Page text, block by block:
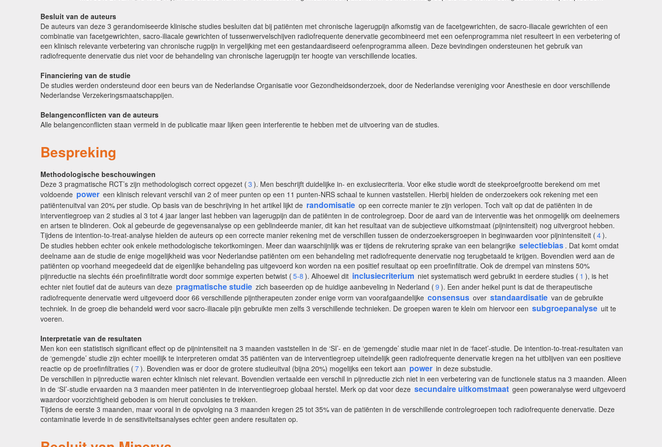
Besluit van de auteurs
De auteurs van deze 3 gerandomiseerde klinische studies besluiten dat bij patiënten met chronische lagerugpijn afkomstig van de facetgewrichten, de sacro-iliacale gewrichten of een
combinatie van facetgewrichten, sacro-iliacale gewrichten of tussenwervelschijven radiofrequente denervatie gecombineerd met een oefenprogramma niet resulteert in een verbetering of
een klinisch relevante verbetering van chronische rugpijn in vergelijking met een gestandaardiseerd oefenprogramma alleen. Deze bevindingen ondersteunen het gebruik van
radiofrequente denervatie dus niet voor de behandeling van chronische lagerugpijn ter hoogte van verschillende locaties.
Financiering van de studie
De studies werden ondersteund door een beurs van de Nederlandse Organisatie voor Gezondheidsonderzoek, door de Nederlandse vereniging voor Anesthesie en door verschillende
Nederlandse Verzekeringsmaatschappijen.
Belangenconflicten van de auteurs
Alle belangenconflicten staan vermeld in de publicatie maar lijken geen interferentie te hebben met de uitvoering van de studies.
Bespreking
Methodologische beschouwingen
Deze 3 pragmatische RCT’s zijn methodologisch correct opgezet ( 3 ). Men beschrijft duidelijke in- en exclusiecriteria. Voor elke studie wordt de steekproefgrootte berekend om met
voldoende power een klinisch relevant verschil van 2 of meer punten op een 11 punten-NRS schaal te kunnen vaststellen. Hierbij hielden de onderzoekers ook rekening met een
patiëntenuitval van 20% per studie. Op basis van de beschrijving in het artikel lijkt de randomisatie op een correcte manier te zijn verlopen. Toch valt op dat de patiënten in de
interventiegroep van 2 studies al 3 tot 4 jaar langer last hebben van lagerugpijn dan de patiënten in de controlegroep. Door de aard van de interventie was het onmogelijk om deelnemers
en artsen te blinderen. Ook al gebeurde de gegevensanalyse op een geblindeerde manier, dit kan het resultaat van de subjectieve uitkomstmaat (pijnintensiteit) nog uitvergroot hebben.
Tijdens de intention-to-treat-analyse hielden de auteurs op een correcte manier rekening met de verschillen tussen de onderzoekersgroepen in beginwaarden voor pijnintensiteit ( 4).
De studies hebben echter ook enkele methodologische tekortkomingen. Meer dan waarschijnlijk was er tijdens de rekrutering sprake van een belangrijke selectiebias . Dat komt omdat
deelname aan de studie de enige mogelijkheid was voor Nederlandse patiënten om een behandeling met radiofrequente denervatie nog terugbetaald te krijgen. Bovendien werd aan de
patiënten op voorhand meegedeeld dat de eigenlijke behandeling pas uitgevoerd kon worden na een positief resultaat op een proefinfiltratie. Ook de drempel van minstens 50%
pijnreductie na slechts één proefinfiltratie wordt door sommige experten betwist ( 5-8 ). Alhoewel dit inclusiecriterium niet systematisch werd gebruikt in eerdere studies ( 1 ), is het
echter niet foutief dat de auteurs van deze pragmatische studie zich baseerden op de huidige aanbeveling in Nederland ( 9 ). Een ander heikel punt is dat de therapeutische
radiofrequente denervatie werd uitgevoerd door 66 verschillende pijntherapeuten zonder enige vorm van voorafgaandelijke consensus over standaardisatie van de gebruikte
techniek. In de groep die behandeld werd voor sacro-iliacale pijn gebruikte men zelfs 3 verschillende technieken. De groepen waren te klein om hiervoor een subgroepanalyse uit te
voeren.
Interpretatie van de resultaten
Men kon een statistisch significant effect op de pijnintensiteit na 3 maanden vaststellen in de ‘SI’- en de ‘gemengde’ studie maar niet in de ‘facet’-studie. De intention-to-treat-resultaten van
de ‘gemengde’ studie zijn echter moeilijk te interpreteren omdat 35 patiënten van de interventiegroep uiteindelijk geen radiofrequente denervatie kregen na het uitblijven van een positieve
reactie op de proefinfiltraties ( 7). Bovendien was er door de grotere studieuitval (bijna 20%) mogelijks een tekort aan power in deze substudie.
De verschillen in pijnreductie waren echter klinisch niet relevant. Bovendien vertaalde een verschil in pijnreductie zich niet in een verbetering van de functionele status na 3 maanden. Alleen
in de ‘SI’-studie ervaarden na 3 maanden meer patiënten in de interventiegroep globaal herstel. Merk op dat voor deze secundaire uitkomstmaat geen poweranalyse werd uitgevoerd
waardoor voorzichtigheid geboden is om hieruit conclusies te trekken.
Tijdens de eerste 3 maanden, maar vooral in de opvolging na 3 maanden kregen 25 tot 35% van de patiënten in de verschillende controlegroepen toch radiofrequente denervatie. Deze
contaminatie leverde in de sensitiviteitsanalyses echter geen andere resultaten op.